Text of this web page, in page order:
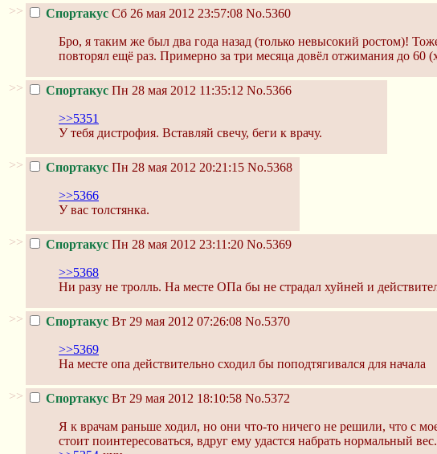
>> Спортакус Сб 26 мая 2012 23:57:08 No.5360
Бро, я таким же был два года назад (только невысокий ростом)!
повторял ещё раз. Примерно за три месяца довёл отжимания до 60
>> Спортакус Пн 28 мая 2012 11:35:12 No.5366
>>5351
У тебя дистрофия. Вставляй свечу, беги к врачу.
>> Спортакус Пн 28 мая 2012 20:21:15 No.5368
>>5366
У вас толстянка.
>> Спортакус Пн 28 мая 2012 23:11:20 No.5369
>>5368
Ни разу не тролль. На месте ОПа бы не страдал хуйней и
>> Спортакус Вт 29 мая 2012 07:26:08 No.5370
>>5369
На месте опа действительно сходил бы поподтягивался для начала
>> Спортакус Вт 29 мая 2012 18:10:58 No.5372
Я к врачам раньше ходил, но они что-то ничего не решили, что с
стоит поинтересоваться, вдруг ему удастся набрать нормальный вес.